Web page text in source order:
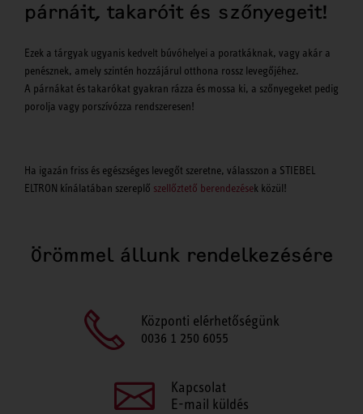
párnáit, takaróit és szőnyegeit!
Ezek a tárgyak ugyanis kedvelt búvóhelyei a poratkáknak, vagy akár a
penésznek, amely szintén hozzájárul otthona rossz levegőjéhez.
A párnákat és takarókat gyakran rázza és mossa ki, a szőnyegeket pedig
porolja vagy porszívózza rendszeresen!
Ha igazán friss és egészséges levegőt szeretne, válasszon a STIEBEL
ELTRON kínálatában szereplő szellőztető berendezések közül!
Örömmel állunk rendelkezésére
Központi elérhetőségünk
0036 1 250 6055
Kapcsolat
E-mail küldés